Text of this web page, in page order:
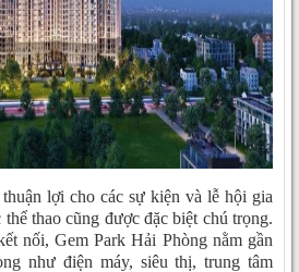
lợi cho các sự kiện và lễ hội gia
thao cũng được đặc biệt chú trọng.
nối, Gem Park Hải Phòng nằm gần
như điện máy, siêu thị, trung tâm